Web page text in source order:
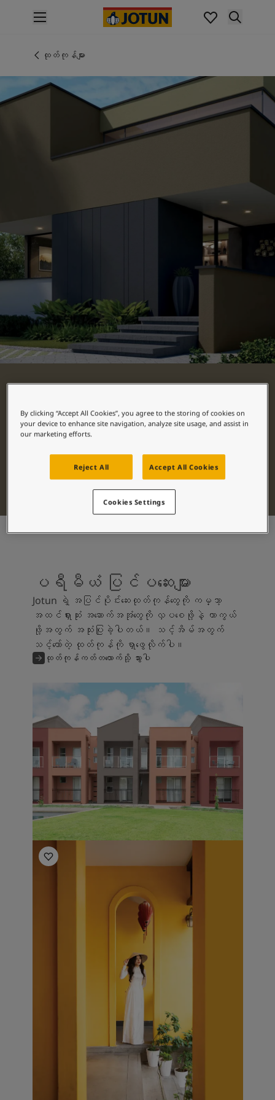
အတွင်းပိုင်းဆေးသုတ်ခြင်း
အပြင်ပိုင်းဆေးသုတ်ခြင်း
အိမ်အပြင်သုတ်ဆေးအမျိုးအစားများ
အတွင်းခန်းအရောင်အားလုံး
Exterior Paint Colours
အတုယူစရာအသွင်အပြင်များ
အတွင်းခန်းအတွက် အတုယူစရာအသွင်အပြင်များ
အပြင်ပိုင်းအတွက် အတုယူစရာအသွင်အပြင်များ
စိတ်ကူးယဉ်မှုဖြင့်နေထိုင်မှု
သင့်အိမ်အားဆေးဖြင့်အလှဆင်ပါ
ကိုယ်စားလှယ်ဆိုင်ကိုရှာရန်
စာရွက်စာတမ်းထုတ်ကုန်
နည်းပညာဆိုင်ရာအချက်အလက်များ
Soulful Spaces - Jotun မှ နောက်ဆုံးထွက်ရှိထားသော အရောင်ချပ်အသစ်
ထုတ်ကုန်များ
အပြင်ပိုင်းဆေးသုတ်ခြင်း
သင့်အိမ်အတွက် သင့်တော်တဲ့ အပြင်ပိုင်းဆေးကို ရှာဖွေ
ပါ။ ကျွန်ုပ်တို့ရဲ့ ပရီမီယံဆေးတွေကို လေ့လာပြီး ကြာရှည်
ခံတဲ့ အလှအပနဲ့ ကာကွယ်မှုအတွက် အကောင်းဆုံး
ထုတ်ကုန်တွေကို ရွေးချယ်လိုက်ပါ။
ပရီမီယံ ပြင်ပဆေးများ
Jotun ရဲ့ အပြင်ပိုင်းဆေးထုတ်ကုန်တွေကို ကမ္ဘာ့
အထင်ရှားဆုံး အဆောက်အအုံတွေကို လှပစေဖို့နဲ့ ကာကွယ်
ဖို့အတွက် အသုံးပြုခဲ့ပါတယ်။ သင့်အိမ်အတွက်
သင့်တော်တဲ့ ထုတ်ကုန်ကို ရှာဖွေလိုက်ပါ။
ထုတ်ကုန်ကတ်တလောက်သို့ သွားပါ
By clicking “Accept All Cookies”, you agree to the storing of cookies on
your device to enhance site navigation, analyze site usage, and assist in
our marketing efforts.
Reject All Accept All Cookies
Cookies Settings